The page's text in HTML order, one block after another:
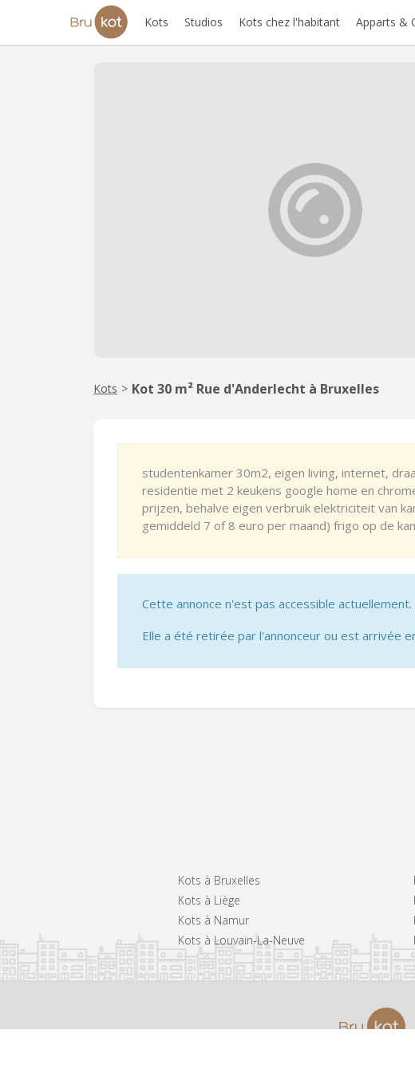
Kots Studios Kots chez l'habitant Apparts &
Kots > Kot 30 m² Rue d'Anderlecht à Bruxelles
studentenkamer 30m2, eigen living, internet,
residentie met 2 keukens google home en
prijzen, behalve eigen verbruik elektriciteit van
gemiddeld 7 of 8 euro per maand) frigo op de
Cette annonce n'est pas accessible actuellement.
Elle a été retirée par l'annonceur ou est arrivée
Kots à Bruxelles
Kots à Liège
Kots à Namur
Kots à Louvain-La-Neuve